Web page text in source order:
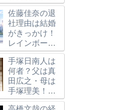
最新】大人の休
スを活用してシニ
道旅行をもっと楽
と「約580人に
1人」の意味を
解説
佐藤佳奈の退
社理由は結婚
がきっかけ！
レインボー池
田との馴れ初
めや今後を調
査
手塚日南人は
何者？父は真
田広之・母は
手塚理美！兄
や身長